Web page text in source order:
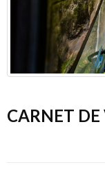
CARNET DE